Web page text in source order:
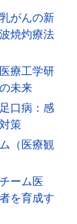
がんの新
焼灼療法
療工学研
未来
口病：感
策
（医療観
ーム医
を育成す